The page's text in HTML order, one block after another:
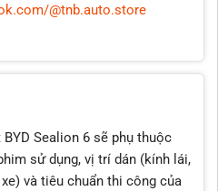
@tnb.auto.store
Sealion 6 sẽ phụ thuộc
sử dụng, vị trí dán (kính lái,
và tiêu chuẩn thi công của